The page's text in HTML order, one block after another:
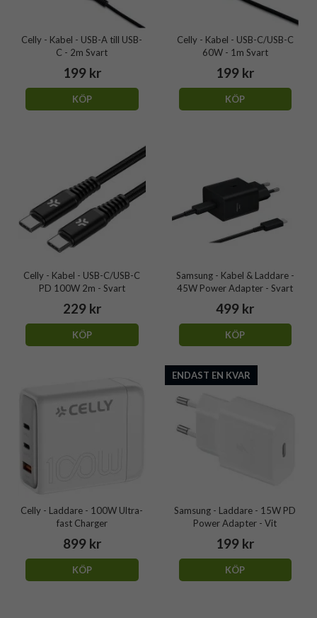
Celly - Kabel - USB-A till USB-
C - 2m Svart
199 kr
KÖP
Celly - Kabel - USB-C/USB-C
60W - 1m Svart
199 kr
KÖP
Celly - Kabel - USB-C/USB-C
PD 100W 2m - Svart
229 kr
KÖP
Samsung - Kabel & Laddare -
45W Power Adapter - Svart
499 kr
KÖP
Celly - Laddare - 100W Ultra-
fast Charger
899 kr
KÖP
ENDAST EN KVAR
Samsung - Laddare - 15W PD
Power Adapter - Vit
199 kr
KÖP